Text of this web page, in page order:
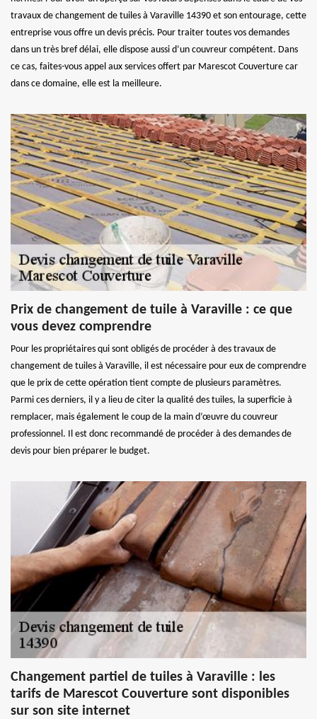
travaux de changement de tuiles à Varaville 14390 et son entourage, cette
entreprise vous offre un devis précis. Pour traiter toutes vos demandes
dans un très bref délai, elle dispose aussi d’un couvreur compétent. Dans
ce cas, faites-vous appel aux services offert par Marescot Couverture car
dans ce domaine, elle est la meilleure.
Prix de changement de tuile à Varaville : ce que
vous devez comprendre
Pour les propriétaires qui sont obligés de procéder à des travaux de
changement de tuiles à Varaville, il est nécessaire pour eux de comprendre
que le prix de cette opération tient compte de plusieurs paramètres.
Parmi ces derniers, il y a lieu de citer la qualité des tuiles, la superficie à
remplacer, mais également le coup de la main d’œuvre du couvreur
professionnel. Il est donc recommandé de procéder à des demandes de
devis pour bien préparer le budget.
Changement partiel de tuiles à Varaville : les
tarifs de Marescot Couverture sont disponibles
sur son site internet